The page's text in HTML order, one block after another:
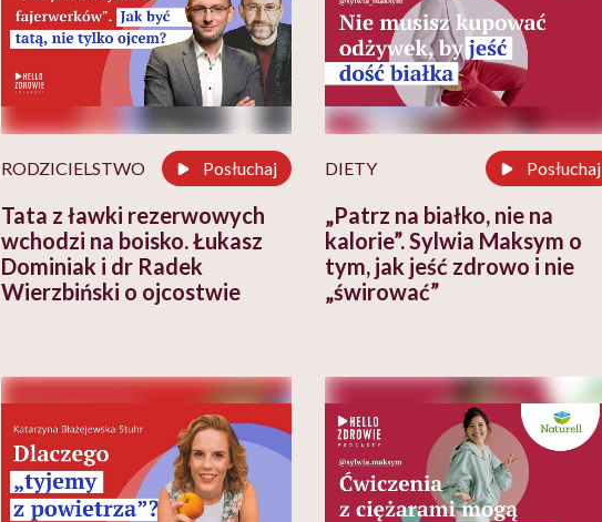
RODZICIELSTWO Posłuchaj
Tata z ławki rezerwowych
wchodzi na boisko. Łukasz
Dominiak i dr Radek
Wierzbiński o ojcostwie
DIETY Posłuchaj
„Patrz na białko, nie na
kalorie”. Sylwia Maksym o
tym, jak jeść zdrowo i nie
„świrować”